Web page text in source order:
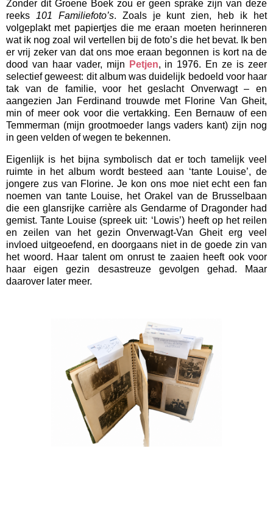
Zonder dit Groene Boek zou er geen sprake zijn van deze
reeks 101 Familiefoto’s. Zoals je kunt zien, heb ik het
volgeplakt met papiertjes die me eraan moeten herinneren
wat ik nog zoal wil vertellen bij de foto’s die het bevat. Ik ben
er vrij zeker van dat ons moe eraan begonnen is kort na de
dood van haar vader, mijn
Petjen, in 1976. En ze is zeer
selectief geweest: dit album was duidelijk bedoeld voor haar
tak van de familie, voor het geslacht Onverwagt – en
aangezien Jan Ferdinand trouwde met Florine Van Gheit,
min of meer ook voor die vertakking. Een Bernauw of een
Temmerman (mijn grootmoeder langs vaders kant) zijn nog
in geen velden of wegen te bekennen.
Eigenlijk is het bijna symbolisch dat er toch tamelijk veel
ruimte in het album wordt besteed aan ‘tante Louise’, de
jongere zus van Florine. Je kon ons moe niet echt een fan
noemen van tante Louise, het Orakel van de Brusselbaan
die een glansrijke carrière als Gendarme of Dragonder had
gemist. Tante Louise (spreek uit: ‘Lowis’) heeft op het reilen
en zeilen van het gezin Onverwagt-Van Gheit erg veel
invloed uitgeoefend, en doorgaans niet in de goede zin van
het woord. Haar talent om onrust te zaaien heeft ook voor
haar eigen gezin desastreuze gevolgen gehad. Maar
daarover later meer.